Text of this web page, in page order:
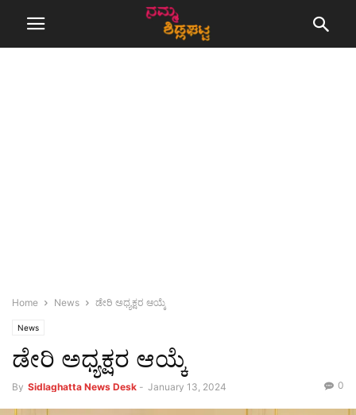
Home News ಡೇರಿ ಅಧ್ಯಕ್ಷರ ಆಯ್ಕೆ
News
ಡೇರಿ ಅಧ್ಯಕ್ಷರ ಆಯ್ಕೆ
By Sidlaghatta News Desk - January 13, 2024 0